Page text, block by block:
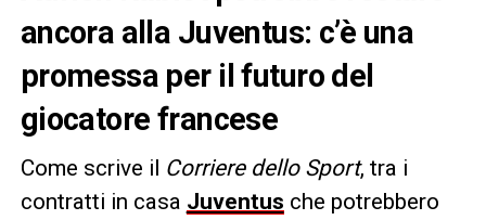
ancora alla Juventus: c’è una
promessa per il futuro del
giocatore francese
Come scrive il Corriere dello Sport, tra i
contratti in casa Juventus che potrebbero